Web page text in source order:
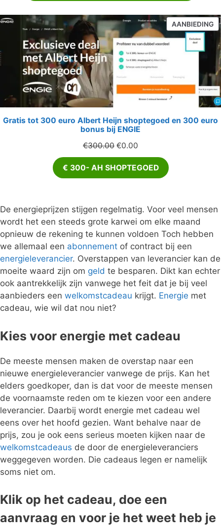
AANBIEDING
IN
Gratis tot 300 euro Albert Heijn shoptegoed en 300 euro
bonus bij ENGIE
€300.00 Oorspronkelijke
prijs
was:
€300.00.
€0.00
prijs
is:
€0.00.
€ 300- AH SHOPTEGOED
De energieprijzen stijgen regelmatig. Voor veel mensen
wordt het een steeds grote karwei om elke maand
opnieuw de rekening te kunnen voldoen Toch hebben
we allemaal een abonnement of contract bij een
energieleverancier. Overstappen van leverancier kan de
moeite waard zijn om geld te besparen. Dikt kan echter
ook aantrekkelijk zijn vanwege het feit dat je bij veel
aanbieders een welkomstcadeau krijgt. Energie met
cadeau, wie wil dat nou niet?
Kies voor energie met cadeau
De meeste mensen maken de overstap naar een
nieuwe energieleverancier vanwege de prijs. Kan het
elders goedkoper, dan is dat voor de meeste mensen
de voornaamste reden om te kiezen voor een andere
leverancier. Daarbij wordt energie met cadeau wel
eens over het hoofd gezien. Want behalve naar de
prijs, zou je ook eens serieus moeten kijken naar de
welkomstcadeaus de door de energieleveranciers
weggegeven worden. Die cadeaus legen er namelijk
soms niet om.
Klik op het cadeau, doe een
aanvraag en voor je het weet heb je